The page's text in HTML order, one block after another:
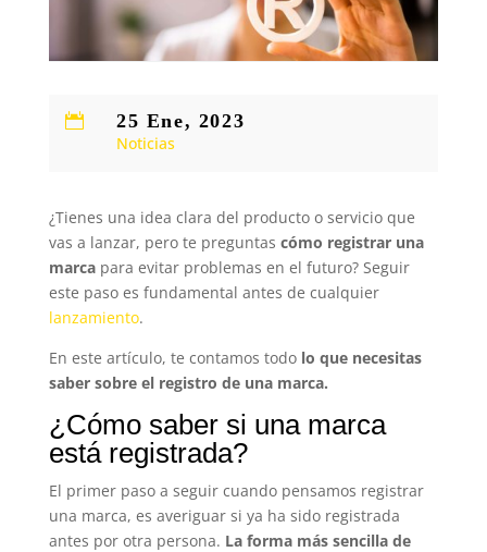
 25 Ene, 2023
Noticias
¿Tienes una idea clara del producto o servicio que
vas a lanzar, pero te preguntas cómo registrar una
marcapara evitar problemas en el futuro? Seguir
este paso es fundamental antes de cualquier
lanzamiento.
En este artículo, te contamos todo lo que necesitas
saber sobre el registro de una marca.
¿Cómo saber si una marca
está registrada?
El primer paso a seguir cuando pensamos registrar
una marca, es averiguar si ya ha sido registrada
antes por otra persona. La forma más sencilla de